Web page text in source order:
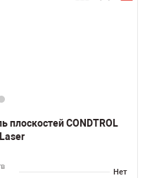
плоскостей CONDTROL
Нет